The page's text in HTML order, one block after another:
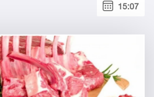
15:07